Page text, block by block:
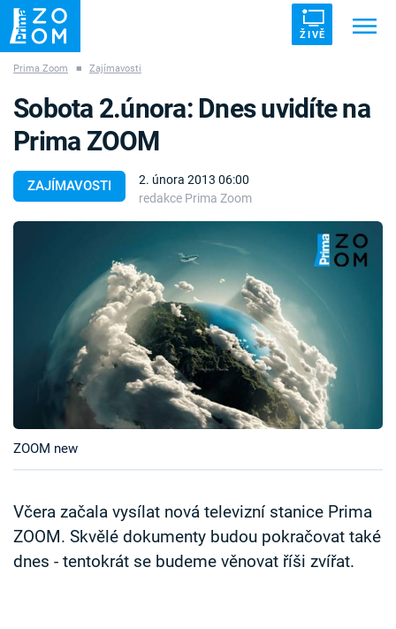
ŽIVĚ
ZÁHADY VETŘELCI DÁVNOVĚKU
Pořady
TV Program
Sledujte prima+
Přihlášení
Prima Zoom ■ Zajímavosti
ZAJÍMAVOSTI
2. února 2013 06:00
redakce Prima Zoom
Sobota 2.února: Dnes uvidíte na
Prima ZOOM
ZOOM new
Včera začala vysílat nová televizní stanice Prima
ZOOM. Skvělé dokumenty budou pokračovat také
dnes - tentokrát se budeme věnovat říši zvířat.